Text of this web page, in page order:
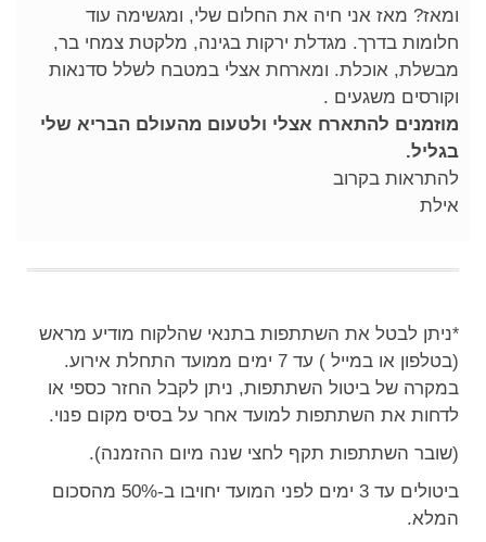
ומאז? מאז אני חיה את החלום שלי, ומגשימה עוד
חלומות בדרך. מגדלת ירקות בגינה, מלקטת צמחי בר,
מבשלת, אוכלת. ומארחת אצלי במטבח לשלל סדנאות
וקורסים משגעים .
מוזמנים להתארח אצלי ולטעום מהעולם הבריא שלי
בגליל.
להתראות בקרוב
אילת
*ניתן לבטל את השתתפות בתנאי שהלקוח מודיע מראש
(בטלפון או במייל ) עד 7 ימים ממועד התחלת אירוע.
במקרה של ביטול השתתפות, ניתן לקבל החזר כספי או
לדחות את השתתפות למועד אחר על בסיס מקום פנוי.
(שובר השתתפות תקף לחצי שנה מיום ההזמנה).
ביטולים עד 3 ימים לפני המועד יחויבו ב-50% מהסכום
המלא.